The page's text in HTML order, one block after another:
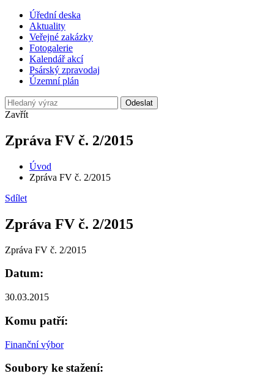
Úřední deska
Aktuality
Veřejné zakázky
Fotogalerie
Kalendář akcí
Psárský zpravodaj
Územní plán
Odeslat
Zavřít
Zpráva FV č. 2/2015
Úvod
Zpráva FV č. 2/2015
Sdílet
Zpráva FV č. 2/2015
Zpráva FV č. 2/2015
Datum:
30.03.2015
Komu patří:
Finanční výbor
Soubory ke stažení: